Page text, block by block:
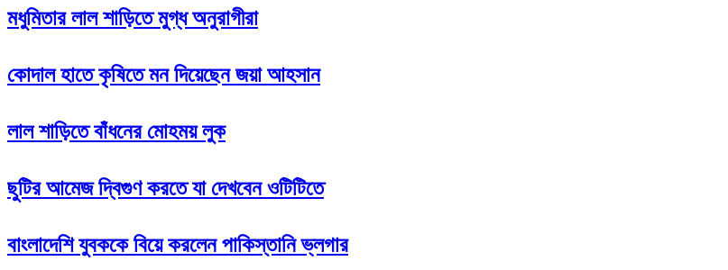
মধুমিতার লাল শাড়িতে মুগ্ধ অনুরাগীরা
কোদাল হাতে কৃষিতে মন দিয়েছেন জয়া আহসান
লাল শাড়িতে বাঁধনের মোহময় লুক
ছুটির আমেজ দ্বিগুণ করতে যা দেখবেন ওটিটিতে
বাংলাদেশি যুবককে বিয়ে করলেন পাকিস্তানি ভ্লগার